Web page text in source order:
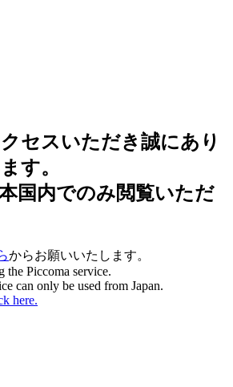
セスいただき誠にあり
す。
国内でのみ閲覧いただ
からお願いいたします。
the Piccoma service.
can only be used from Japan.
here.